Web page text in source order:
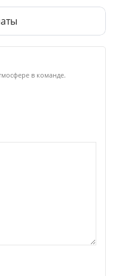
дистриб’юторів та
в команде.